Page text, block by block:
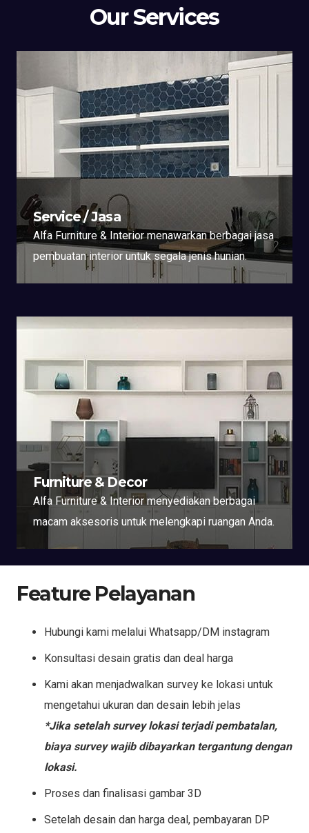
Our Services
Service / Jasa
Alfa Furniture & Interior menawarkan berbagai jasa
pembuatan interior untuk segala jenis hunian.
Furniture & Decor
Alfa Furniture & Interior menyediakan berbagai
macam aksesoris untuk melengkapi ruangan Anda.
Feature Pelayanan
Hubungi kami melalui Whatsapp/DM instagram
Konsultasi desain gratis dan deal harga
Kami akan menjadwalkan survey ke lokasi untuk
mengetahui ukuran dan desain lebih jelas
*Jika setelah survey lokasi terjadi pembatalan,
biaya survey wajib dibayarkan tergantung dengan
lokasi.
Proses dan finalisasi gambar 3D
Setelah desain dan harga deal, pembayaran DP